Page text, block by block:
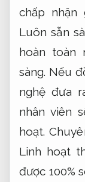
chấp nhận
Luôn sẵn
hoàn toàn
sàng. Nếu
nghệ đưa
nhân viên
hoạt.
Linh hoạt
được 100%